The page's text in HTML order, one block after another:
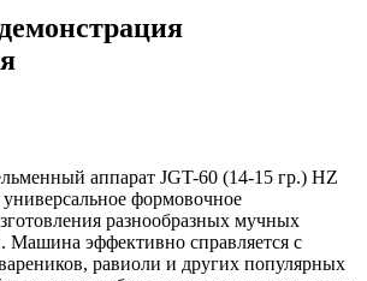
аппарат JGT-60 (14-15 гр.) HZ
универсальное формовочное
разнообразных мучных
Машина эффективно справляется с
равиоли и других популярных